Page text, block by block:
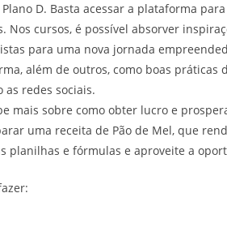
D. Basta acessar a plataforma
Nos cursos, é possível absorver
para uma nova jornada
além de outros, como boas práticas
as redes sociais.
mais sobre como obter lucro e
uma receita de Pão de Mel, que
planilhas e fórmulas e aproveite a